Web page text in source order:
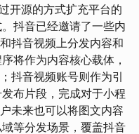
开源的方式扩充平台的
抖音已经邀请了一些内
抖音视频上分发内容和
将作为内容核心载体，
抖音视频账号则作为引
布片段，完成对于小程
未来也可以将图文内容
等分发场景，覆盖抖音